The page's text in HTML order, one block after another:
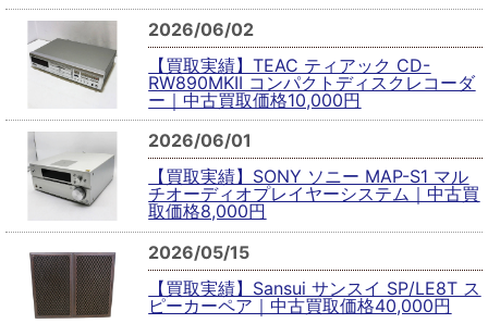
2026/06/02
【買取実績】TEAC ティアック CD-
RW890MKII コンパクトディスクレコーダ
ー｜中古買取価格10,000円
2026/06/01
【買取実績】SONY ソニー MAP-S1 マル
チオーディオプレイヤーシステム｜中古買
取価格8,000円
2026/05/15
【買取実績】Sansui サンスイ SP/LE8T ス
ピーカーペア｜中古買取価格40,000円